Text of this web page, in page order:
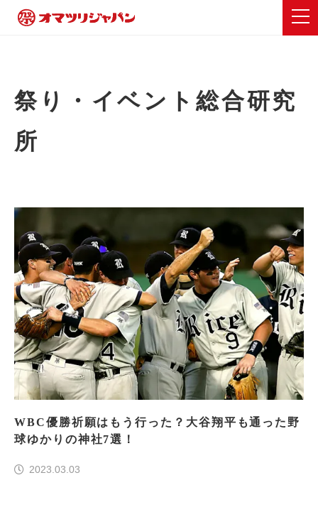
祭り・イベント総合研究
所
WBC優勝祈願はもう行った？大谷翔平も通った野
球ゆかりの神社7選！
2023.03.03